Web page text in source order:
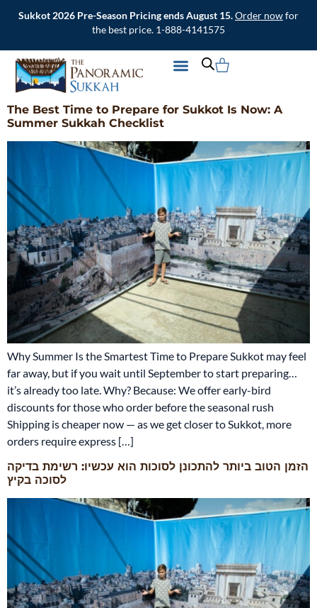
Sukkot 2026 Pre-Season Pricing ends August 15.Order nowfor
the best price. 1-888-4141575
The Best Time to Prepare for Sukkot Is Now: A
Summer Sukkah Checklist
Why Summer Is the Smartest Time to Prepare Sukkot may feel
far away, but if you wait until September to start preparing…
it’s already too late. Why? Because: We offer early-bird
discounts for those who order before the seasonal rush
Shipping is cheaper now — as we get closer to Sukkot, more
orders require express […]
הזמן הטוב ביותר להתכונן לסוכות הוא עכשיו: רשימת בדיקה
לסוכה בקיץ